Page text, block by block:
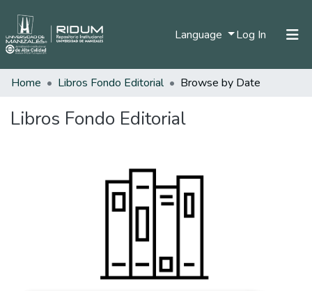
Language Log In (current)
Communities & Collections
Home Libros Fondo Editorial Browse by Date
Libros Fondo Editorial